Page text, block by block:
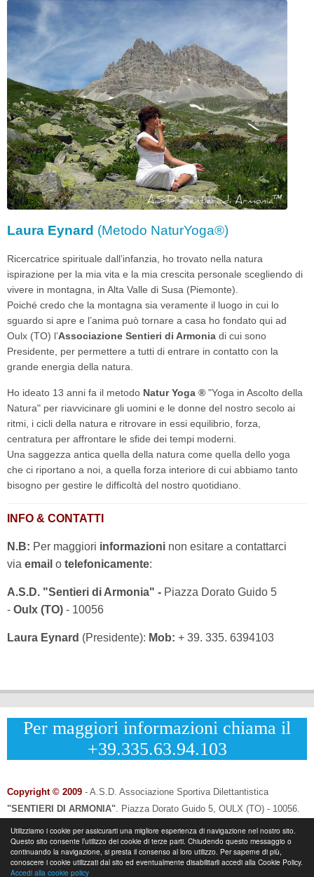
Utilizziamo i cookie per assicurarti una migliore esperienza di navigazione nel nostro sito.
Questo sito consente l’utilizzo dei cookie di terze parti. Chiudendo questo messaggio o
continuando la navigazione, si presta il consenso al loro utilizzo. Per saperne di più,
conoscere i cookie utilizzati dal sito ed eventualmente disabilitarli accedi alla Cookie Policy.
Accedi alla cookie policy
Laura Eynard (Metodo NaturYoga®)
Ricercatrice spirituale dall’infanzia, ho trovato nella natura
ispirazione per la mia vita e la mia crescita personale scegliendo di
vivere in montagna, in Alta Valle di Susa (Piemonte).
Poiché credo che la montagna sia veramente il luogo in cui lo
sguardo si apre e l’anima può tornare a casa ho fondato qui ad
Oulx (TO) l’Associazione Sentieri di Armonia di cui sono
Presidente, per permettere a tutti di entrare in contatto con la
grande energia della natura.
Ho ideato 13 anni fa il metodo Natur Yoga ® "Yoga in Ascolto della
Natura" per riavvicinare gli uomini e le donne del nostro secolo ai
ritmi, i cicli della natura e ritrovare in essi equilibrio, forza,
centratura per affrontare le sfide dei tempi moderni.
Una saggezza antica quella della natura come quella dello yoga
che ci riportano a noi, a quella forza interiore di cui abbiamo tanto
bisogno per gestire le difficoltà del nostro quotidiano.
INFO & CONTATTI
N.B: Per maggiori informazioni non esitare a contattarci
via email o telefonicamente:
A.S.D. "Sentieri di Armonia" - Piazza Dorato Guido 5
- Oulx (TO) - 10056
Laura Eynard (Presidente): Mob: + 39. 335. 6394103
Per maggiori informazioni chiama il
+39.335.63.94.103
Copyright © 2009 - A.S.D. Associazione Sportiva Dilettantistica
"SENTIERI DI ARMONIA". Piazza Dorato Guido 5, OULX (TO) - 10056.
Info & Contatti:Laura Eynard: +39.335.6394103
-Email: info@sentieridiarmonia.com